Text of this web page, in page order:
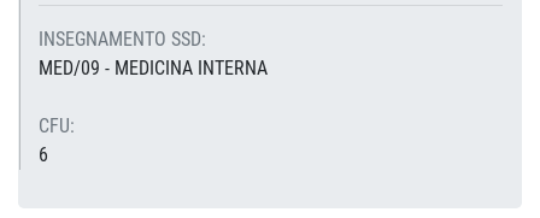
INSEGNAMENTO SSD:
MED/09 - MEDICINA INTERNA
CFU:
6